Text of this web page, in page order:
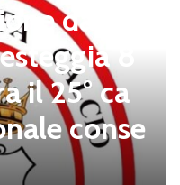
da cel
8
il 25° ca
conse